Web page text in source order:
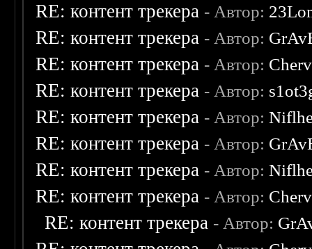
RE: контент трекера - Автор:
RE: контент трекера - Автор:
RE: контент трекера - Автор:
RE: контент трекера - Автор:
RE: контент трекера - Автор:
RE: контент трекера - Автор:
RE: контент трекера - Автор:
RE: контент трекера - Автор:
RE: контент трекера - Автор: